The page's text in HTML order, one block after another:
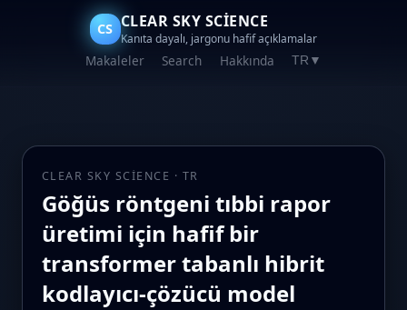
CS CLEAR SKY SCIENCE
Kanıta dayalı, jargonu hafif açıklamalar
Makaleler Search Hakkında TR ▼
CLEAR SKY SCIENCE · TR
Göğüs röntgeni tıbbi rapor
üretimi için hafif bir
transformer tabanlı hibrit
kodlayıcı-çözücü model